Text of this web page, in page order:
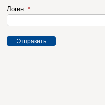
Логин
Отправить